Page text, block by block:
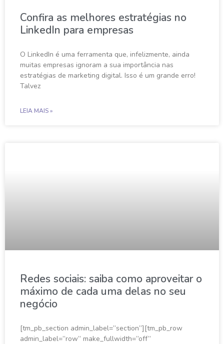
Confira as melhores estratégias no
LinkedIn para empresas
O LinkedIn é uma ferramenta que, infelizmente, ainda
muitas empresas ignoram a sua importância nas
estratégias de marketing digital. Isso é um grande erro!
Talvez
LEIA MAIS »
Redes sociais: saiba como aproveitar o
máximo de cada uma delas no seu
negócio
[tm_pb_section admin_label=”section”][tm_pb_row
admin_label=”row” make_fullwidth=”off”